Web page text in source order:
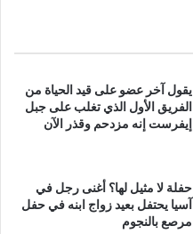
يقول آخر عضو على قيد الحياة من
الفريق الأول الذي تغلب على جبل
إيفرست إنه مزدحم وقذر الآن
حفلة لا مثيل لها؟ أغنى رجل في
آسيا يحتفل بعيد زواج ابنه في حفل
مرصع بالنجوم